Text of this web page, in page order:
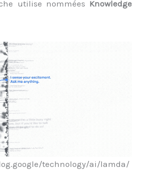
utilise nommées Knowledge
technology/ai/lamda/